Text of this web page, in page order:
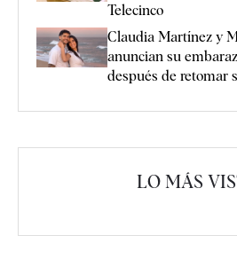
Telecinco
Claudia Martínez y
anuncian su
después de retomar
LO MÁS